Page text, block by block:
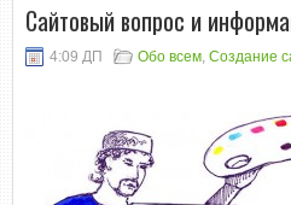
Сайтовый вопрос и
4:09 ДП Обо всем, Создание